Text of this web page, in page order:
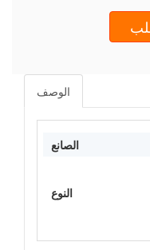
الوصف
الصانع
النوع